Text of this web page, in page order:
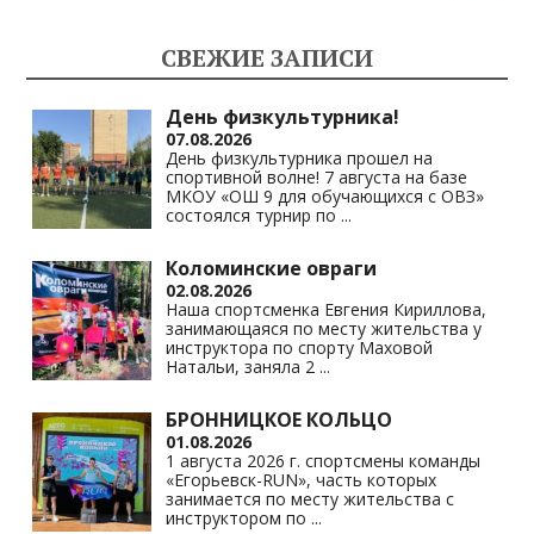
as
s
ni
ki
a
m
A
p
p
Li
n
k
СВЕЖИЕ ЗАПИСИ
День физкультурника!
07.08.2026
День физкультурника прошел на
спортивной волне! 7 августа на базе
МКОУ «ОШ 9 для обучающихся с ОВЗ»
состоялся турнир по ...
Коломинские овраги
02.08.2026
Наша спортсменка Евгения Кириллова,
занимающаяся по месту жительства у
инструктора по спорту Маховой
Натальи, заняла 2 ...
БРОННИЦКОЕ КОЛЬЦО
01.08.2026
1 августа 2026 г. спортсмены команды
«Егорьевск-RUN», часть которых
занимается по месту жительства с
инструктором по ...